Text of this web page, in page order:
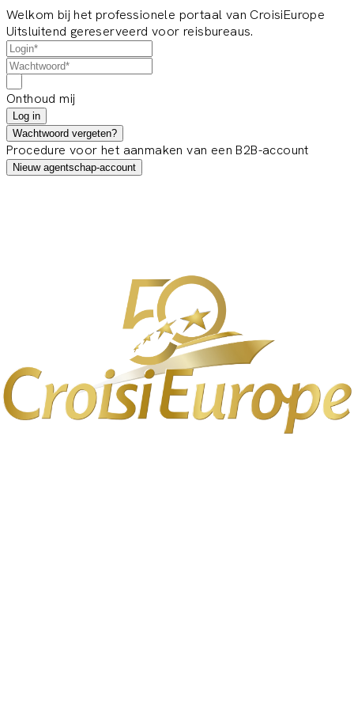
Welkom bij het professionele portaal van CroisiEurope
Uitsluitend gereserveerd voor reisbureaus.
Onthoud mij
Log in
Wachtwoord vergeten?
Procedure voor het aanmaken van een B2B-account
Nieuw agentschap-account